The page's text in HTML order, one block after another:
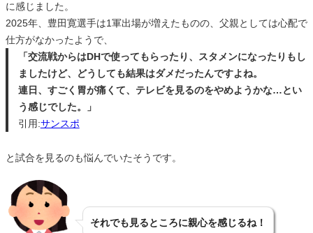
に感じました。
2025年、豊田寛選手は1軍出場が増えたものの、父親としては心配で
仕方がなかったようで、
「交流戦からはDHで使ってもらったり、スタメンになったりもし
ましたけど、どうしても結果はダメだったんですよね。
連日、すごく胃が痛くて、テレビを見るのをやめようかな…とい
う感じでした。」
引用:サンスポ
と試合を見るのも悩んでいたそうです。
それでも見るところに親心を感じるね！